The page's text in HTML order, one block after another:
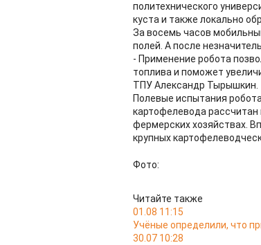
политехнического
куста и также локально
За восемь часов
полей. А после
- Применение робота
топлива и поможет
ТПУ Александр Тырышкин.
Полевые испытания
картофелевода рассчитан
фермерских хозяйствах.
крупных
Фото:
Читайте также
01.08 11:15
Учёные определили, что
30.07 10:28